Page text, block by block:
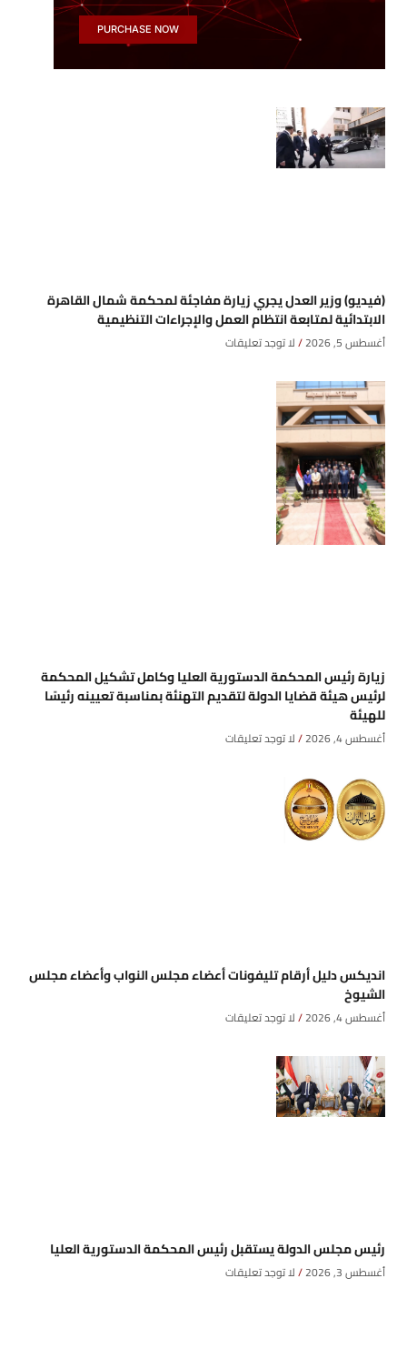
PURCHASE NOW
(فيديو) وزير العدل يجري زيارة مفاجئة لمحكمة شمال القاهرة
الابتدائية لمتابعة انتظام العمل والإجراءات التنظيمية
أغسطس 5, 2026 لا توجد تعليقات
زيارة رئيس المحكمة الدستورية العليا وكامل تشكيل المحكمة
لرئيس هيئة قضايا الدولة لتقديم التهنئة بمناسبة تعيينه رئيسًا
للهيئة
أغسطس 4, 2026 لا توجد تعليقات
انديكس دليل أرقام تليفونات أعضاء مجلس النواب وأعضاء مجلس
الشيوخ
أغسطس 4, 2026 لا توجد تعليقات
رئيس مجلس الدولة يستقبل رئيس المحكمة الدستورية العليا
أغسطس 3, 2026 لا توجد تعليقات